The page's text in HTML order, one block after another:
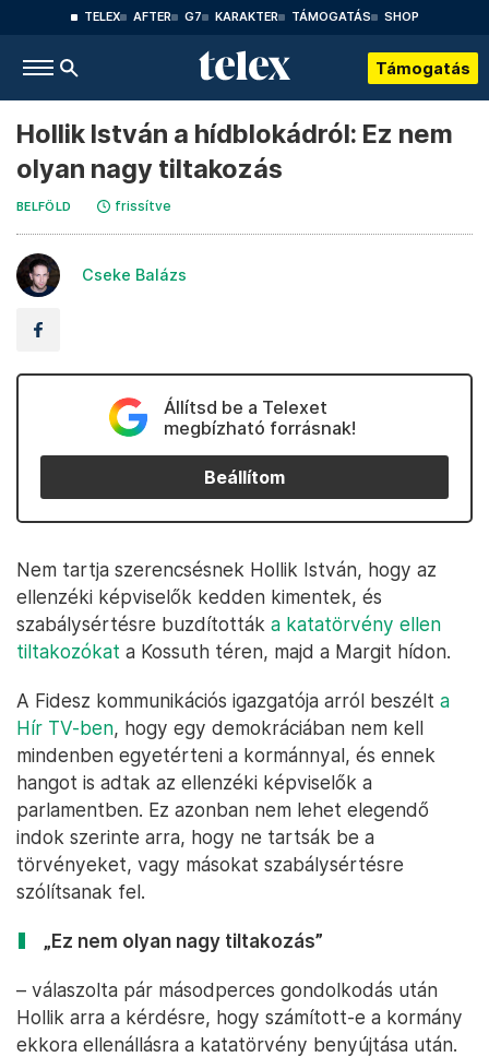
TELEX AFTER G7 KARAKTER TÁMOGATÁS SHOP
Támogatás
Hollik István a hídblokádról: Ez nem
olyan nagy tiltakozás
BELFÖLD frissítve
Cseke Balázs
Állítsd be a Telexet
megbízható forrásnak!
Beállítom
Nem tartja szerencsésnek Hollik István, hogy az
ellenzéki képviselők kedden kimentek, és
szabálysértésre buzdították a katatörvény ellen
tiltakozókat a Kossuth téren, majd a Margit hídon.
A Fidesz kommunikációs igazgatója arról beszélt a
Hír TV-ben, hogy egy demokráciában nem kell
mindenben egyetérteni a kormánnyal, és ennek
hangot is adtak az ellenzéki képviselők a
parlamentben. Ez azonban nem lehet elegendő
indok szerinte arra, hogy ne tartsák be a
törvényeket, vagy másokat szabálysértésre
szólítsanak fel.
„Ez nem olyan nagy tiltakozás”
– válaszolta pár másodperces gondolkodás után
Hollik arra a kérdésre, hogy számított-e a kormány
ekkora ellenállásra a katatörvény benyújtása után.